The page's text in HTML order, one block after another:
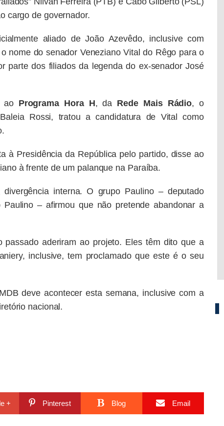
cargo de governador.
aliado de João Azevêdo, inclusive com
nome do senador Veneziano Vital do Rêgo para o
parte dos filiados da legenda do ex-senador José
ao Programa Hora H, da Rede Mais Rádio, o
Rossi, tratou a candidatura de Vital como
à Presidência da República pelo partido, disse ao
à frente de um palanque na Paraíba.
interna. O grupo Paulino – deputado
Paulino – afirmou que não pretende abandonar a
aderiram ao projeto. Eles têm dito que a
inclusive, tem proclamado que este é o seu
deve acontecer esta semana, inclusive com a
nacional.
+ Pinterest Blog Email